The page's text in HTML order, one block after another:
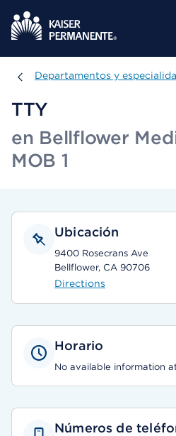
Departamentos y
Departamentos y
TTY
en Bellflower
MOB 1
Ubicación
9400 Rosecrans Ave
Bellflower, CA 90706
Directions
Horario
No available information
Números de